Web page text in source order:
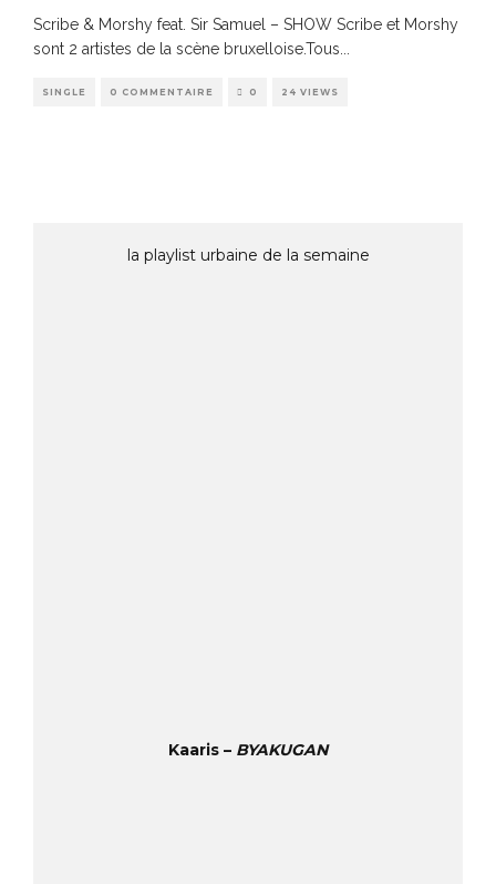
Scribe & Morshy feat. Sir Samuel – SHOW Scribe et Morshy
sont 2 artistes de la scène bruxelloise.Tous...
SINGLE 0 COMMENTAIRE 0 24 VIEWS
la playlist urbaine de la semaine
Kaaris – BYAKUGAN